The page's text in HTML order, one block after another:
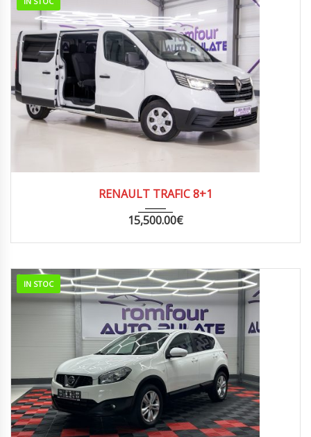
RENAULT TRAFIC 8+1
15,500.00€
IN STOC